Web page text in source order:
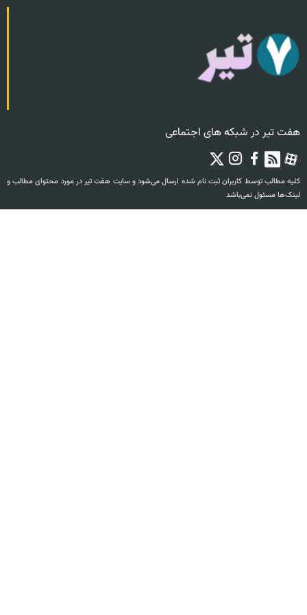
هفت تیر در شبکه های اجتماعی
کليه مطالب توسط کاربران ثبت نام‏ شده ارسال می‌شود و سايت هفت تیر در مورد محتوای مطالب و
لینک‌ها مسئول نمی‌باشد